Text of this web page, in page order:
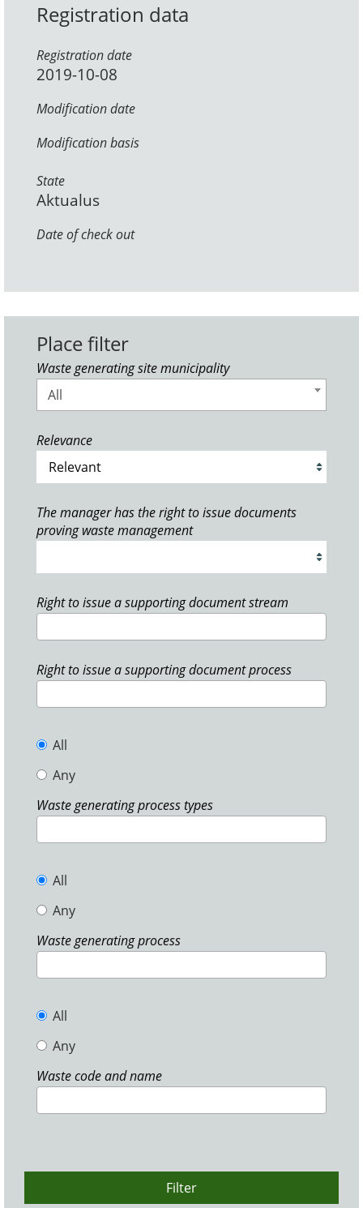
Registration data
Registration date
2019-10-08
Modification date
Modification basis
State
Aktualus
Date of check out
Place filter
Waste generating site municipality
All
Relevance
The manager has the right to issue documents
proving waste management
Right to issue a supporting document stream
Right to issue a supporting document process
All
Any
Waste generating process types
All
Any
Waste generating process
All
Any
Waste code and name
Filter